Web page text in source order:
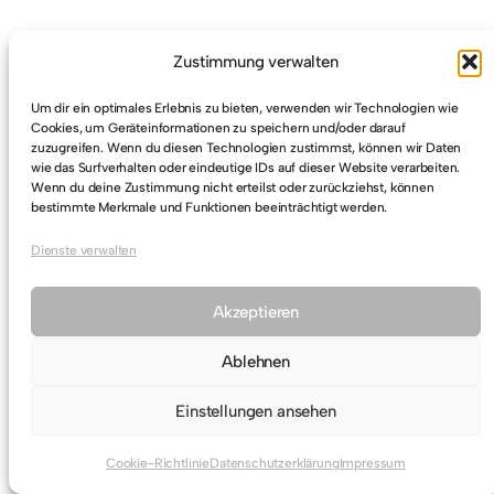
Zustimmung verwalten
Um dir ein optimales Erlebnis zu bieten, verwenden wir Technologien wie
Cookies, um Geräteinformationen zu speichern und/oder darauf
zuzugreifen. Wenn du diesen Technologien zustimmst, können wir Daten
wie das Surfverhalten oder eindeutige IDs auf dieser Website verarbeiten.
Wenn du deine Zustimmung nicht erteilst oder zurückziehst, können
bestimmte Merkmale und Funktionen beeinträchtigt werden.
Dienste verwalten
Akzeptieren
Ablehnen
Einstellungen ansehen
Cookie-RichtlinieDatenschutzerklärungImpressum